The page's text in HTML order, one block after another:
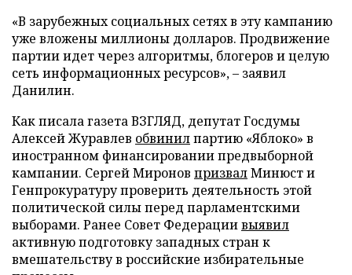
«В зарубежных социальных сетях в эту кампанию
уже вложены миллионы долларов. Продвижение
партии идет через алгоритмы, блогеров и целую
сеть информационных ресурсов», – заявил
Данилин.
Как писала газета ВЗГЛЯД, депутат Госдумы
Алексей Журавлев обвинилпартию «Яблоко» в
иностранном финансировании предвыборной
кампании. Сергей Миронов призвалМинюст и
Генпрокуратуру проверить деятельность этой
политической силы перед парламентскими
выборами. Ранее Совет Федерациивыявил
активную подготовку западных стран к
вмешательству в российские избирательные